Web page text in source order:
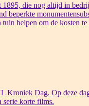
die nog altijd in
helpen om de kosten
Kroniek Dag. Op deze
serie korte films.